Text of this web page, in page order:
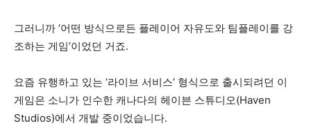
그러니까 ‘어떤 방식으로든 플레이어 자유도와 팀플레이를 강
조하는 게임’이었던 거죠.
요즘 유행하고 있는 ‘라이브 서비스’ 형식으로 출시되려던 이
게임은 소니가 인수한 캐나다의 헤이븐 스튜디오(Haven
Studios)에서 개발 중이었습니다.